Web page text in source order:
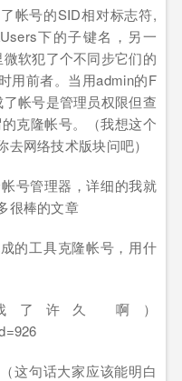
帐号的SID相对标志符,
下的子键名，另一
软犯了个不同步它们的
用前者。当用admin的F
帐号是管理员权限但查
克隆帐号。（我想这个
网络技术版块问吧）
号管理器，详细的我就
很棒的文章
的工具克隆帐号，用什
了许久 啊）
这句话大家应该能明白